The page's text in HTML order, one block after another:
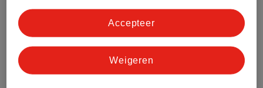
Kruidvat is een gecertificeerd drogist. Dit betekent dat je
Weigeren
Accepteer